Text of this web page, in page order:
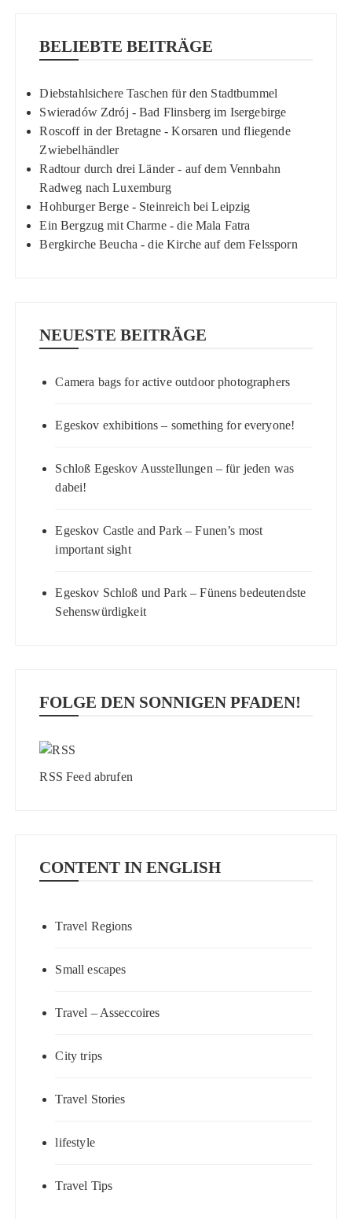
BELIEBTE BEITRÄGE
Diebstahlsichere Taschen für den Stadtbummel
Swieradów Zdrój - Bad Flinsberg im Isergebirge
Roscoff in der Bretagne - Korsaren und fliegende
Zwiebelhändler
Radtour durch drei Länder - auf dem Vennbahn
Radweg nach Luxemburg
Hohburger Berge - Steinreich bei Leipzig
Ein Bergzug mit Charme - die Mala Fatra
Bergkirche Beucha - die Kirche auf dem Felssporn
NEUESTE BEITRÄGE
Camera bags for active outdoor photographers
Egeskov exhibitions – something for everyone!
Schloß Egeskov Ausstellungen – für jeden was
dabei!
Egeskov Castle and Park – Funen’s most
important sight
Egeskov Schloß und Park – Fünens bedeutendste
Sehenswürdigkeit
FOLGE DEN SONNIGEN PFADEN!
RSS Feed abrufen
CONTENT IN ENGLISH
Travel Regions
Small escapes
Travel – Asseccoires
City trips
Travel Stories
lifestyle
Travel Tips